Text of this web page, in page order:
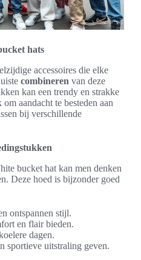
hats
accessoires die elke
combineren van deze
kan een trendy en strakke
aandacht te besteden aan
bij verschillende
bucket hat kan men denken
Deze hoed is bijzonder goed
ontspannen stijl.
en flair bieden.
dagen.
sportieve uitstraling geven.